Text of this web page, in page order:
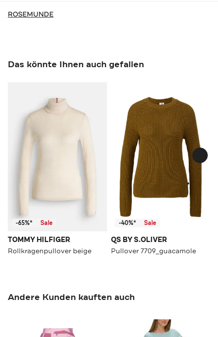
ROSEMUNDE
Das könnte Ihnen auch gefallen
-65%* Sale
TOMMY HILFIGER
Rollkragenpullover beige
-40%* Sale
QS BY S.OLIVER
Pullover 7709_guacamole
Andere Kunden kauften auch